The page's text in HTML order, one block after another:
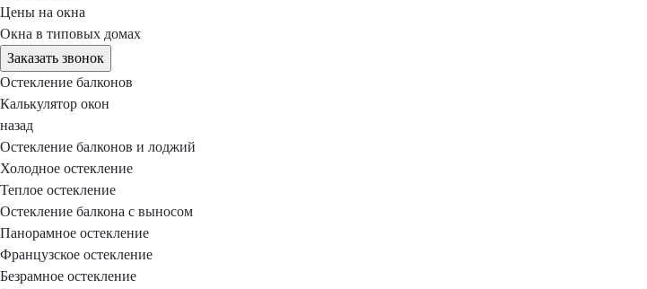
Цены на окна
Окна в типовых домах
Заказать звонок
Остекление балконов
Калькулятор окон
назад
Остекление балконов и лоджий
Холодное остекление
Теплое остекление
Остекление балкона с выносом
Панорамное остекление
Французское остекление
Безрамное остекление